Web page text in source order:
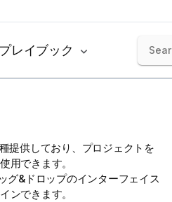
プレイブック
提供しており、プロジェクトを
用できます。
グ&ドロップのインターフェイス
ンできます。